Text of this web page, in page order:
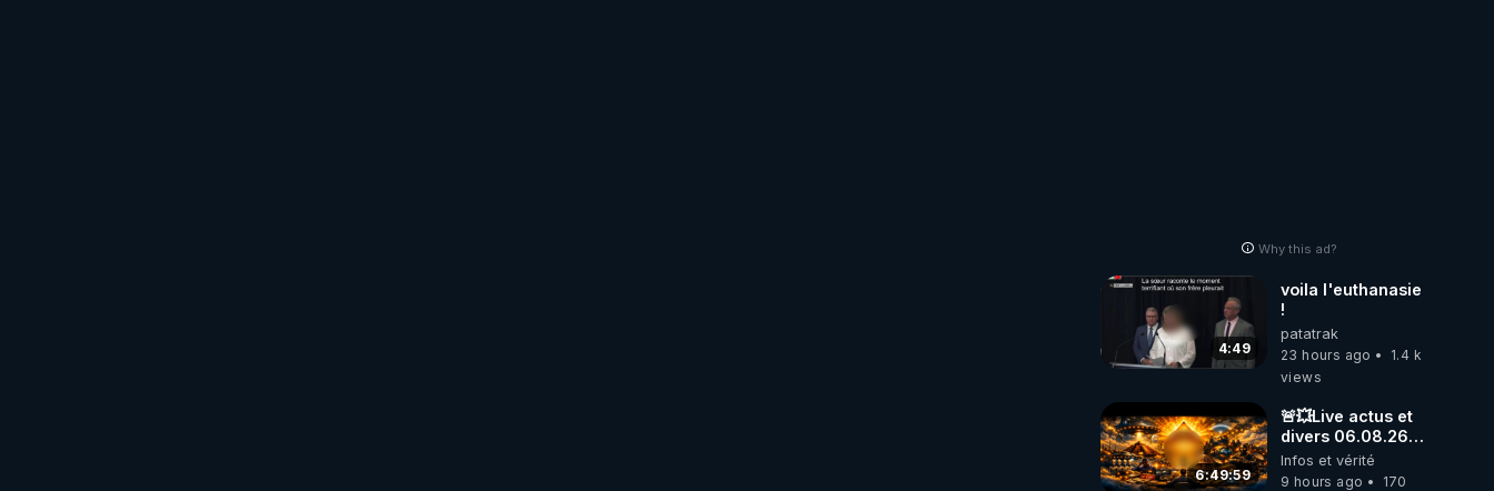
Why this ad?
4:49
voila l'euthanasie
!
patatrak
23 hours ago
1.4 k
views
6:49:59
🚨💥Live actus et
divers 06.08.26💥
🚨
Infos et vérité
9 hours ago
170